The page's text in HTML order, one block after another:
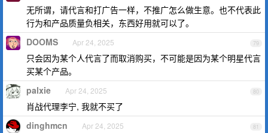
无所谓，请代言和打广告一样，不推广怎么做生意。也不代表此
行为和产品质量负相关，东西好用就可以了。
79
DOOMS Apr 24, 2025
只会因为某个人代言了而取消购买，不可能是因为某个明星代言
买某个产品。
80
palxie Apr 24, 2025
肖战代理李宁, 我就不买了
81
dinghmcn Apr 24, 2025